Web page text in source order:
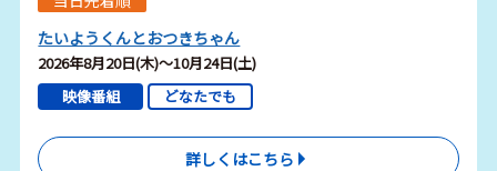
たいようくんとおつきちゃん
2026年8月20日(木)～10月24日(土)
映像番組
どなたでも
詳しくはこちら